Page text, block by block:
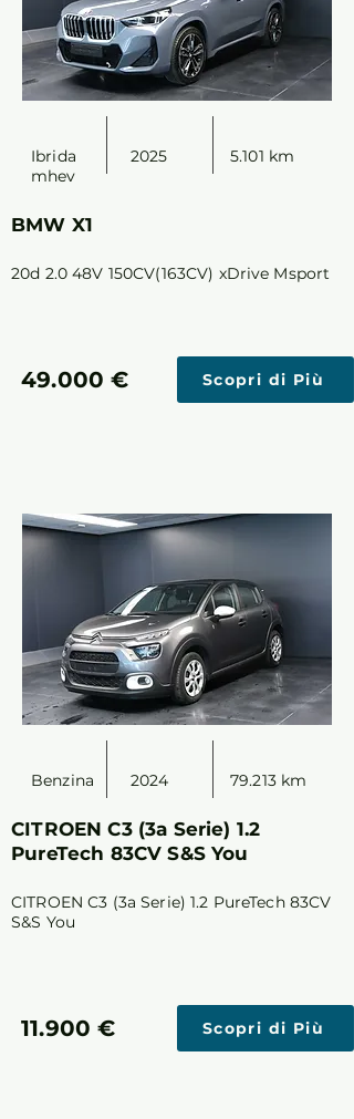
Ibrida
mhev
2025 5.101 km
BMW X1
20d 2.0 48V 150CV(163CV) xDrive Msport
Scopri di Più
49.000 €
Benzina 2024 79.213 km
CITROEN C3 (3a Serie) 1.2
PureTech 83CV S&S You
CITROEN C3 (3a Serie) 1.2 PureTech 83CV
S&S You
Scopri di Più
11.900 €